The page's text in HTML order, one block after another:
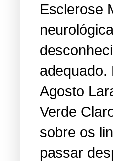
Esclerose
Agosto
Verde
sobre os
passar